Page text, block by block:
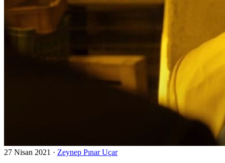
27 Nisan 2021 · Zeynep Pınar Uçar